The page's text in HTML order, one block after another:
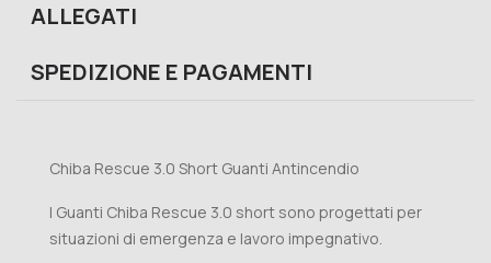
ALLEGATI
SPEDIZIONE E PAGAMENTI
Chiba Rescue 3.0 Short Guanti Antincendio
I Guanti Chiba Rescue 3.0 short sono progettati per
situazioni di emergenza e lavoro impegnativo.